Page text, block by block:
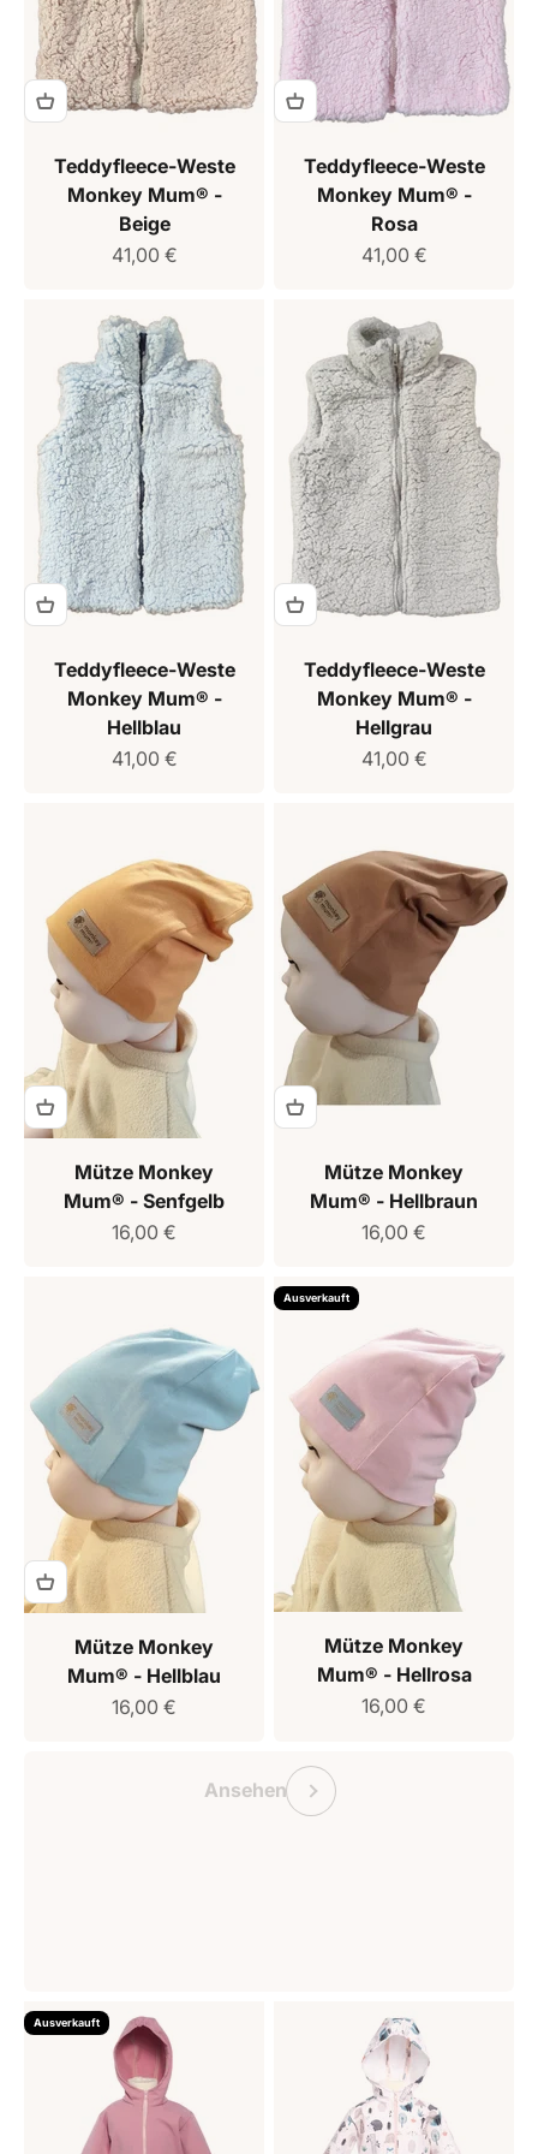
Teddyfleece-Weste
Monkey Mum® -
Beige
Verkaufspreis
41,00 €
Teddyfleece-Weste
Monkey Mum® -
Rosa
Verkaufspreis
41,00 €
Teddyfleece-Weste
Monkey Mum® -
Hellblau
Verkaufspreis
41,00 €
Teddyfleece-Weste
Monkey Mum® -
Hellgrau
Verkaufspreis
41,00 €
Mütze Monkey
Mum® - Senfgelb
Verkaufspreis
16,00 €
Mütze Monkey
Mum® - Hellbraun
Verkaufspreis
16,00 €
Mütze Monkey
Mum® - Hellblau
Verkaufspreis
16,00 €
Ausverkauft
Mütze Monkey
Mum® - Hellrosa
Verkaufspreis
16,00 €
AnsehenVorherige
Ausverkauft